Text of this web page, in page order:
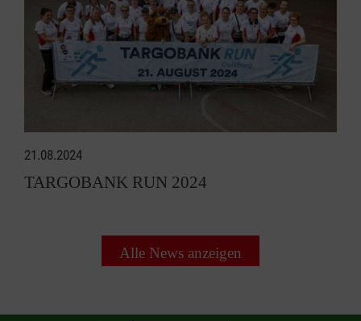
21.08.2024
TARGOBANK RUN 2024
Alle News anzeigen